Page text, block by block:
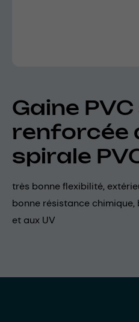
Gaine
renforcée
spirale
très bonne flexibilité,
bonne résistance
et aux UV